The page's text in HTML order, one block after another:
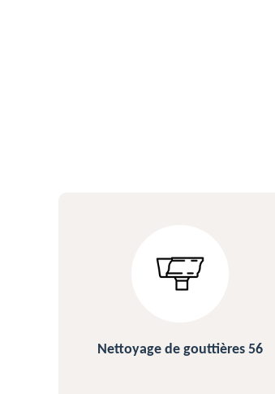
changement et pose de gouttière